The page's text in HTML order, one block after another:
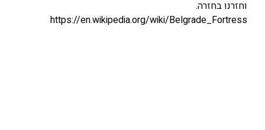
וחזרנו בחזרה.
https://en.wikipedia.org/wiki/Belgrade_Fortress